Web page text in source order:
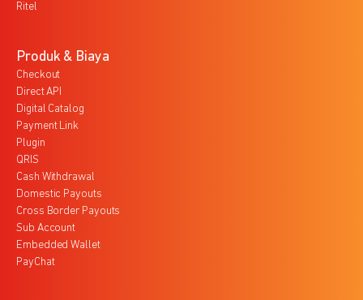
Ritel
Produk & Biaya
Checkout
Direct API
Digital Catalog
Payment Link
Plugin
QRIS
Cash Withdrawal
Domestic Payouts
Cross Border Payouts
Sub Account
Embedded Wallet
PayChat